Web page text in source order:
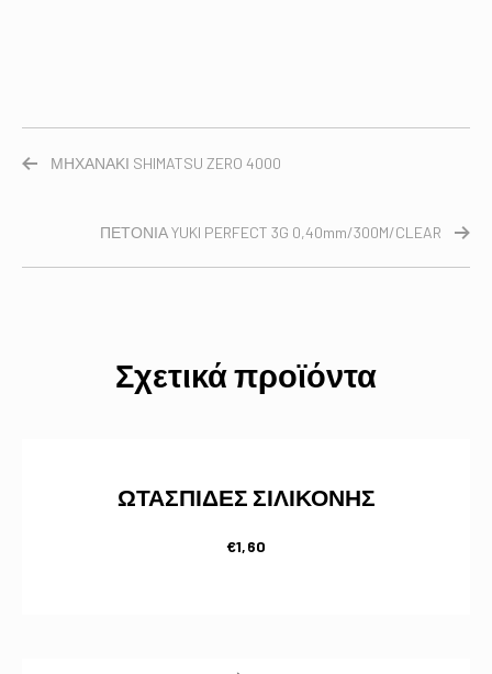
ΜΗΧΑΝΑΚΙ SHIMATSU ZERO 4000
ΠΕΤΟΝΙΑ YUKI PERFECT 3G 0,40mm/300M/CLEAR
Σχετικά προϊόντα
ΩΤΑΣΠΙΔΕΣ ΣΙΛΙΚΟΝΗΣ
€1,60